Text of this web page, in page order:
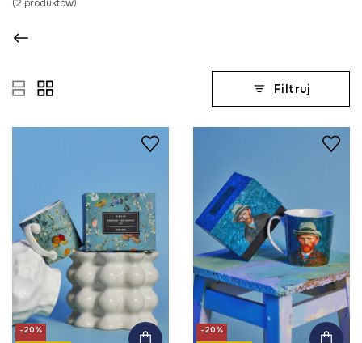
(2 produktów)
Filtruj
-20%
-20%